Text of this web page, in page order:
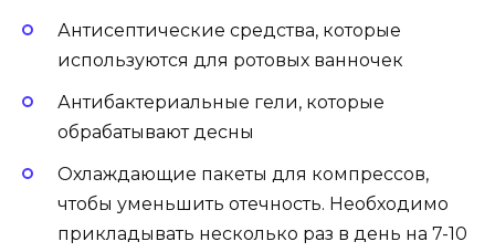
Антисептические средства, которые
используются для ротовых ванночек
Антибактериальные гели, которые
обрабатывают десны
Охлаждающие пакеты для компрессов,
чтобы уменьшить отечность. Необходимо
прикладывать несколько раз в день на 7-10